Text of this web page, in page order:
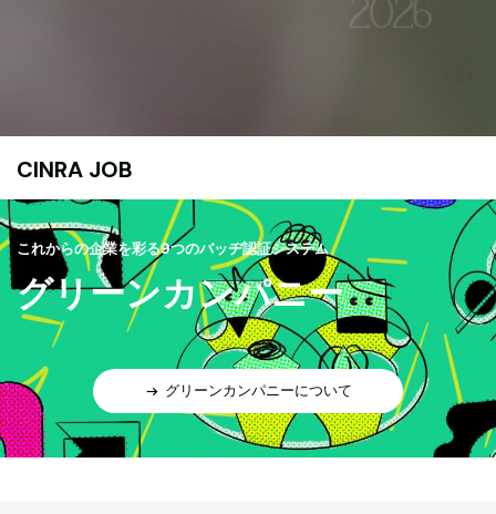
CINRA JOB
これからの企業を彩る9つのバッヂ認証システム
グリーンカンパニー
グリーンカンパニーについて